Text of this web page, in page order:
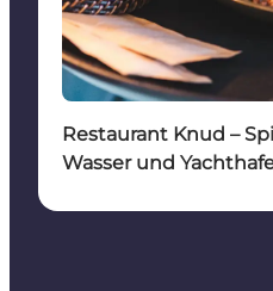
Restaurant Knud –
Wasser und